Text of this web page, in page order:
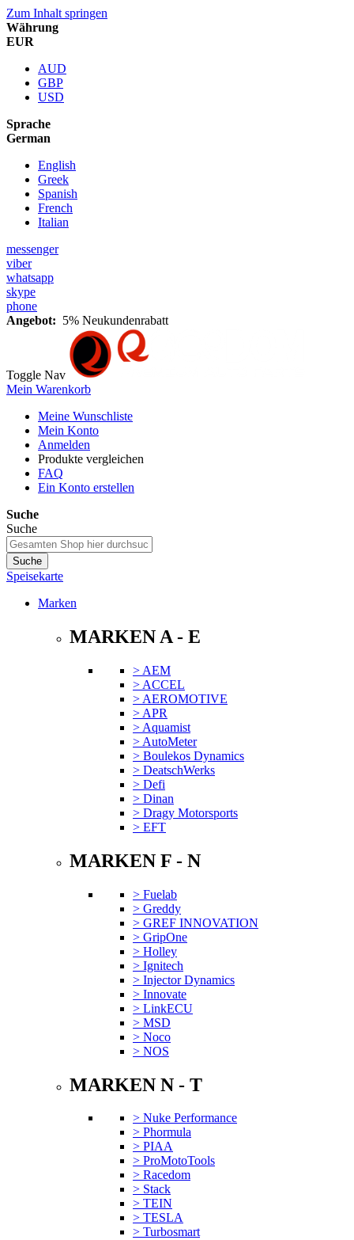
Zum Inhalt springen
Währung
EUR
AUD
GBP
USD
Sprache
German
English
Greek
Spanish
French
Italian
messenger
viber
whatsapp
skype
phone
Angebot: 5% Neukundenrabatt
Toggle Nav
Mein Warenkorb
Meine Wunschliste
Mein Konto
Anmelden
Produkte vergleichen
FAQ
Ein Konto erstellen
Suche
Suche
Suche
Speisekarte
Marken
MARKEN A - E
> AEM
> ACCEL
> AEROMOTIVE
> APR
> Aquamist
> AutoMeter
> Boulekos Dynamics
> DeatschWerks
> Defi
> Dinan
> Dragy Motorsports
> EFT
MARKEN F - N
> Fuelab
> Greddy
> GREF INNOVATION
> GripOne
> Holley
> Ignitech
> Injector Dynamics
> Innovate
> LinkECU
> MSD
> Noco
> NOS
MARKEN N - T
> Nuke Performance
> Phormula
> PIAA
> ProMotoTools
> Racedom
> Stack
> TEIN
> TESLA
> Turbosmart